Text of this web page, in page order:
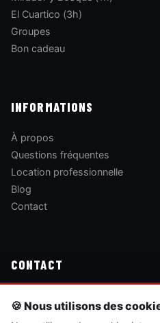
El Cuartico (3h)
Groupes
Bon cadeau
INFORMATIONS
À propos
Questions fréquentes
Location professionnelle
Blog
Contact
CONTACT
Passeig Marítim del Mediterrani,
12594 Orpesa, Castelló
🍪 Nous utilisons des